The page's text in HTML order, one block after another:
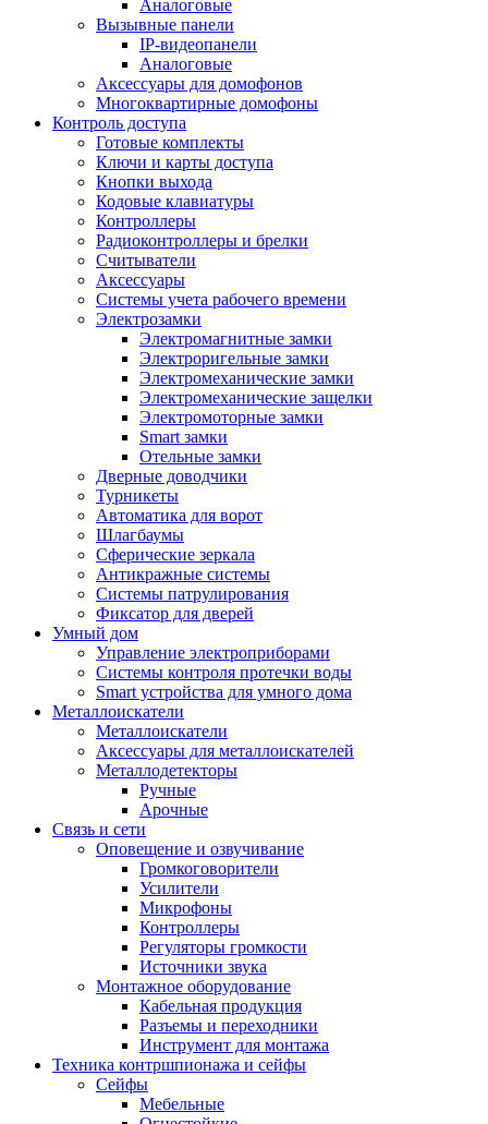
Аналоговые
Вызывные панели
IP-видеопанели
Аналоговые
Аксессуары для домофонов
Многоквартирные домофоны
Контроль доступа
Готовые комплекты
Ключи и карты доступа
Кнопки выхода
Кодовые клавиатуры
Контроллеры
Радиоконтроллеры и брелки
Считыватели
Аксессуары
Системы учета рабочего времени
Электрозамки
Электромагнитные замки
Электроригельные замки
Электромеханические замки
Электромеханические защелки
Электромоторные замки
Smart замки
Отельные замки
Дверные доводчики
Турникеты
Автоматика для ворот
Шлагбаумы
Сферические зеркала
Антикражные системы
Системы патрулирования
Фиксатор для дверей
Умный дом
Управление электроприборами
Системы контроля протечки воды
Smart устройства для умного дома
Металлоискатели
Металлоискатели
Аксессуары для металлоискателей
Металлодетекторы
Ручные
Арочные
Связь и сети
Оповещение и озвучивание
Громкоговорители
Усилители
Микрофоны
Контроллеры
Регуляторы громкости
Источники звука
Монтажное оборудование
Кабельная продукция
Разъемы и переходники
Инструмент для монтажа
Техника контршпионажа и сейфы
Сейфы
Мебельные